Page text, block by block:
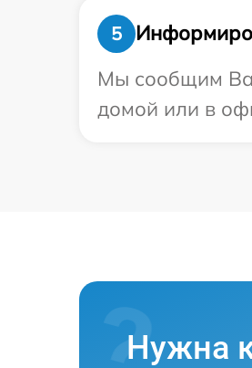
5
Мы сообщим
домой или в
Нужна